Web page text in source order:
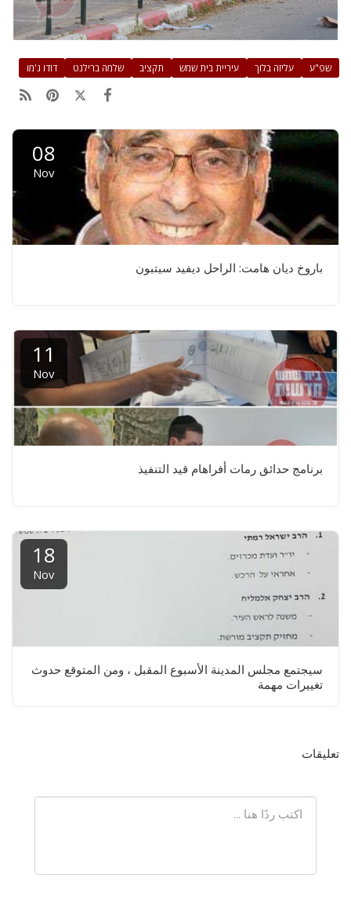
שפ"ע עליזה בלוך עיריית בית שמש תקציב שלמה ברילנט דודו ג'מו
08
Nov
باروخ ديان هامت: الراحل ديفيد سيتبون
11
Nov
برنامج حدائق رمات أفراهام قيد التنفيذ
18
Nov
سيجتمع مجلس المدينة الأسبوع المقبل ، ومن المتوقع حدوث
تغييرات مهمة
تعليقات